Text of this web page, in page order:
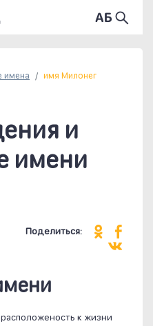
имена имя Милонег
и
имени
Поделиться:
к жизни